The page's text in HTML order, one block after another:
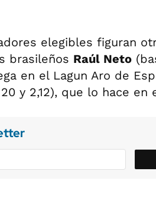
elegibles figuran
brasileños Raúl Neto
en el Lagun Aro de
y 2,12), que lo hace en